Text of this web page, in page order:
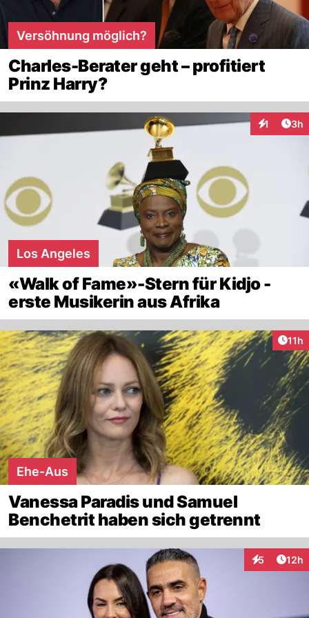
Versöhnung möglich?
Charles-Berater geht – profitiert
Prinz Harry?
1 3h
Los Angeles
«Walk of Fame»-Stern für Kidjo -
erste Musikerin aus Afrika
11h
Ehe-Aus
Vanessa Paradis und Samuel
Benchetrit haben sich getrennt
5
Interaktionen
12h